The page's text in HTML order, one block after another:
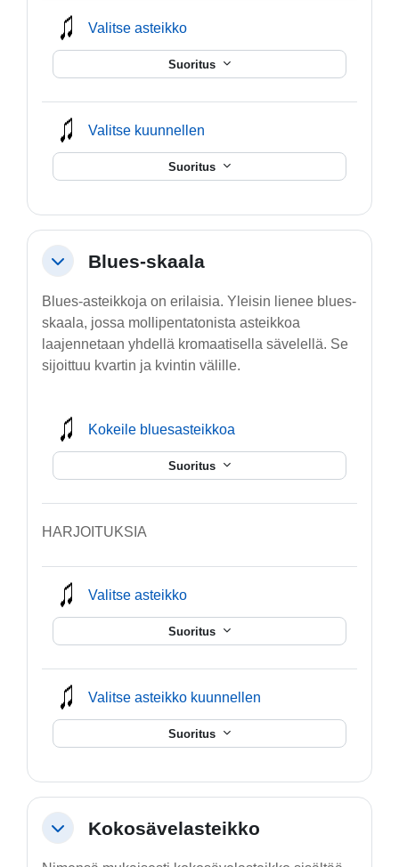
Valitse asteikkommusic
Suoritus
Valitse kuunnellen
Suoritus
TiivistäBlues-skaala
Blues-asteikkoja on erilaisia. Yleisin lienee blues-
skaala, jossa mollipentatonista asteikkoa
laajennetaan yhdellä kromaatisella sävelellä. Se
sijoittuu kvartin ja kvintin välille.
Kokeile bluesasteikkoa
Suoritus
HARJOITUKSIA
Valitse asteikkommusic
Suoritus
Valitse asteikko kuunnellen
Suoritus
TiivistäKokosävelasteikko